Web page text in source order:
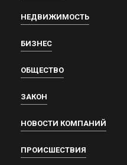
НЕДВИЖИМОСТЬ
БИЗНЕС
ОБЩЕСТВО
ЗАКОН
НОВОСТИ КОМПАНИЙ
ПРОИСШЕСТВИЯ